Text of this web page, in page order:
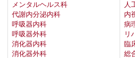
メンタルヘルス科
代謝内分泌内科
呼吸器内科
呼吸器外科
消化器内科
消化器外科
人
内
病
リ
臨
総